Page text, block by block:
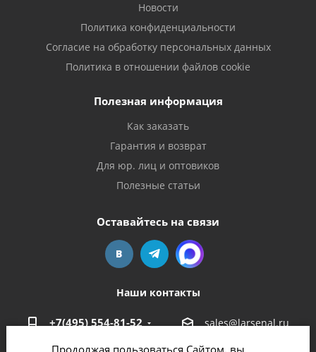
Продолжая пользоваться Сайтом, вы
Новости
Политика конфиденциальности
Согласие на обработку персональных данных
Политика в отношении файлов cookie
Полезная информация
Как заказать
Гарантия и возврат
Для юр. лиц и оптовиков
Полезные статьи
Оставайтесь на связи
Наши контакты
+7(495) 554-81-52 sales@larsenal.ru